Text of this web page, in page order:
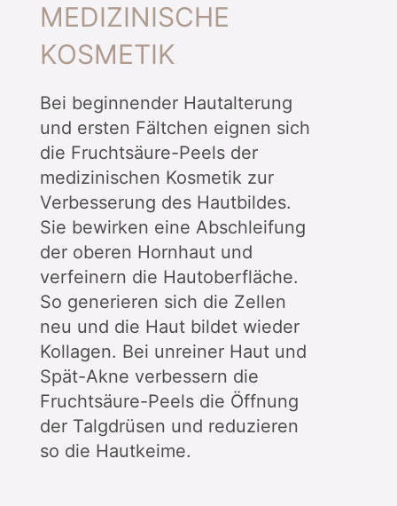
MEDIZINISCHE
KOSMETIK
Bei beginnender Hautalterung
und ersten Fältchen eignen sich
die Fruchtsäure-Peels der
medizinischen Kosmetik zur
Verbesserung des Hautbildes.
Sie bewirken eine Abschleifung
der oberen Hornhaut und
verfeinern die Hautoberfläche.
So generieren sich die Zellen
neu und die Haut bildet wieder
Kollagen. Bei unreiner Haut und
Spät-Akne verbessern die
Fruchtsäure-Peels die Öffnung
der Talgdrüsen und reduzieren
so die Hautkeime.